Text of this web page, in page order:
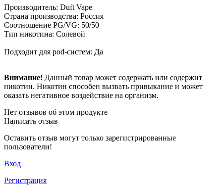
Производитель: Duft Vape
Страна производства: Россия
Соотношение PG/VG: 50/50
Тип никотина: Солевой
Подходит для pod-систем: Да
Внимание! Данный товар может содержать или содержит
никотин. Никотин способен вызвать привыкание и может
оказать негативное воздействие на организм.
Нет отзывов об этом продукте
Написать отзыв
Оставить отзыв могут только зарегистрированные
пользователи!
Вход
Регистрация